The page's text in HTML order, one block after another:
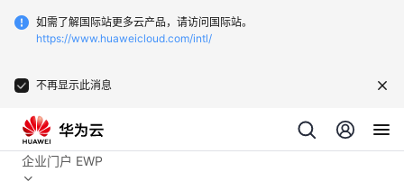
如需了解国际站更多云产品，请访问国际站。
https://www.huaweicloud.com/intl/
不再显示此消息
企业门户 EWP